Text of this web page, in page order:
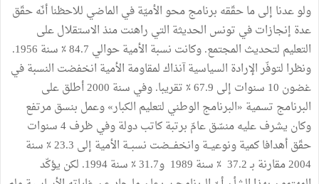
ولو عدنا إلى ما حقّقه برنامج محو الأميّة في الماضي للاحظنا أنّه حقّق
عدة إنجازات في تونس الحديثة التي راهنت منذ الاستقلال على
التعليم لتحديث المجتمع. وكانت نسبة الأمية حوالي 84.7 ٪ سنة 1956.
ونظرا لتوفّر الإرادة السياسية آنذاك لمقاومة الأمية انخفضت النسبة في
غضون 10 سنوات إلى 67.9 ٪ تقريبا. وفي سنة 2000 أطلق على
البرنامج تسمية «البرنامج الوطني لتعليم الكبار» وعمل بنسق مرتفع
وكان يشرف عليه منسّق عامّ برتبة كاتب دولة وفي ظرف 4 سنوات
حقّق أهدافا كمية ونوعيــة وانخفـــضت نسبــة الأمية إلى 23.3 ٪ سنة
2004 مقارنة بـ 37.2 ٪ سنة 1989 و31.7 ٪ سنة 1994. لكن يؤكّد